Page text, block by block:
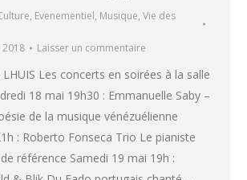
, Evenementiel, Musique, Vie des
2018 Laisser un commentaire
LHUIS Les concerts en soirées à la salle
18 mai 19h30 : Emmanuelle Saby –
de la musique vénézuélienne
: Roberto Fonseca Trio Le pianiste
référence Samedi 19 mai 19h :